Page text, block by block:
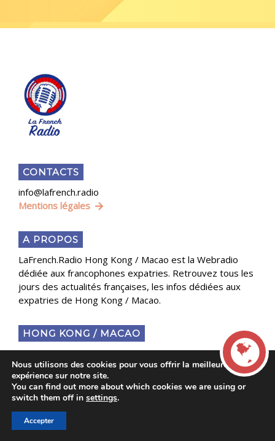
CONTACTS
info@lafrench.radio
Mentions légales
A PROPOS
LaFrench.Radio Hong Kong / Macao est la Webradio
dédiée aux francophones expatries. Retrouvez tous les
jours des actualités françaises, les infos dédiées aux
expatries de Hong Kong / Macao.
HONG KONG / MACAO
LaFrench.Radio Hong Kong / Macao est une marque
développée par Version française limited
LAFRENCH.RADIO
Version française limited, LLC based at Sik King House
12/F, 9 Moreton Terrace Causeway Bay, Hong-Kong
LIVE
Nous utilisons des cookies pour vous offrir la meilleure
expérience sur notre site.
You can find out more about which cookies we are using or
switch them off in settings.
Accepter